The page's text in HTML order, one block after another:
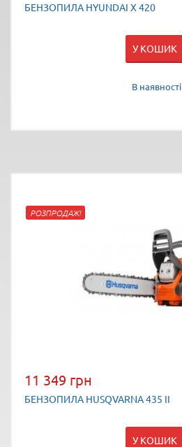
БЕНЗОПИЛА HYUNDAI Х 420
У КОШИК
В наявності
РОЗПРОДАЖ!
11 349 грн
БЕНЗОПИЛА HUSQVARNA 435 II
У КОШИК